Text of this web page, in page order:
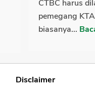
CTBC harus
pemegang
biasanya...
Disclaimer